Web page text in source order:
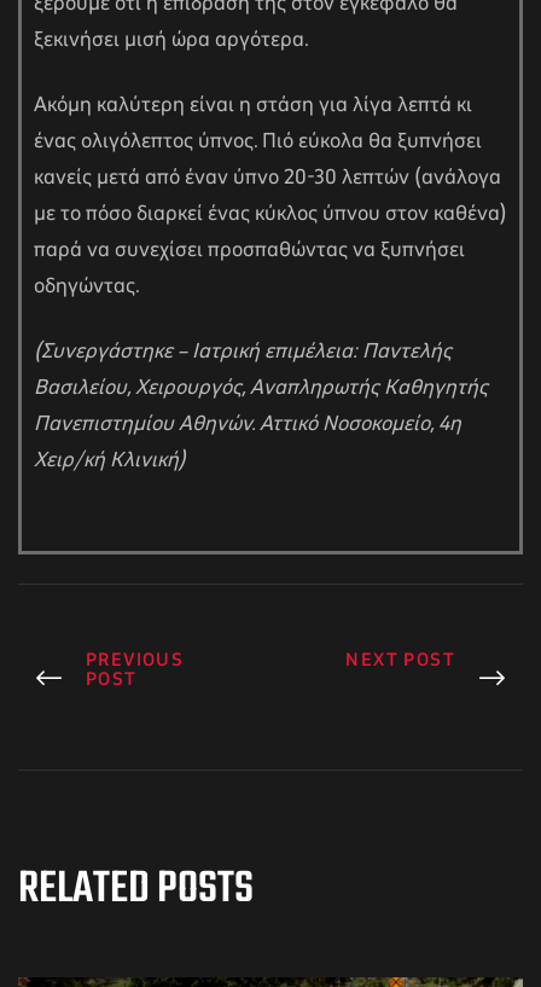
ξεκινήσει μισή ώρα αργότερα.
Ακόμη καλύτερη είναι η στάση για λίγα λεπτά κι
ένας ολιγόλεπτος ύπνος. Πιό εύκολα θα ξυπνήσει
κανείς μετά από έναν ύπνο 20-30 λεπτών (ανάλογα
με το πόσο διαρκεί ένας κύκλος ύπνου στον καθένα)
παρά να συνεχίσει προσπαθώντας να ξυπνήσει
οδηγώντας.
(Συνεργάστηκε – Ιατρική επιμέλεια: Παντελής
Βασιλείου, Χειρουργός, Αναπληρωτής Καθηγητής
Πανεπιστημίου Αθηνών. Αττικό Νοσοκομείο, 4η
Χειρ/κή Κλινική)
PREVIOUS
POST
NEXT POST
RELATED POSTS